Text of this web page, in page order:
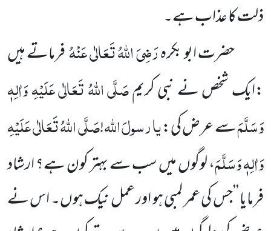
ذلت کا عذاب ہے۔
حضرت ابو بکرہرَضِیَ اللہُ تَعَالٰی عَنْہُفرماتے ہیں
:ایک شخص نے نبی کریمصَلَّی اللہُ تَعَالٰی عَلَیْہِ وَاٰلِہٖ
وَسَلَّمَسے عرض کی:یارسولَاللہ!صَلَّی اللہُ تَعَالٰی عَلَیْہِ
وَاٰلِہٖ وَسَلَّمَ، لوگوں میں سب سے بہتر کون ہے؟ ارشاد
فرمایا ’’جس کی عمر لمبی ہو اور عمل نیک ہوں۔ اس نے